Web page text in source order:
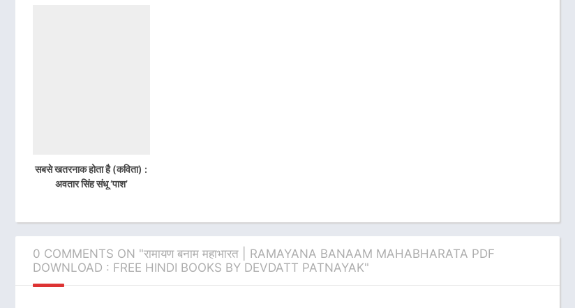
सबसे खतरनाक होता है (कविता) :
अवतार सिंह संधू ‘पाश’
0 COMMENTS ON "रामायण बनाम महाभारत | RAMAYANA BANAAM MAHABHARATA PDF
DOWNLOAD : FREE HINDI BOOKS BY DEVDATT PATNAYAK"